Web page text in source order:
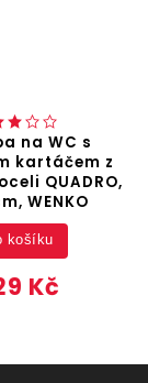
na WC s
kartáčem z
QUADRO,
WENKO
Kč
košíku